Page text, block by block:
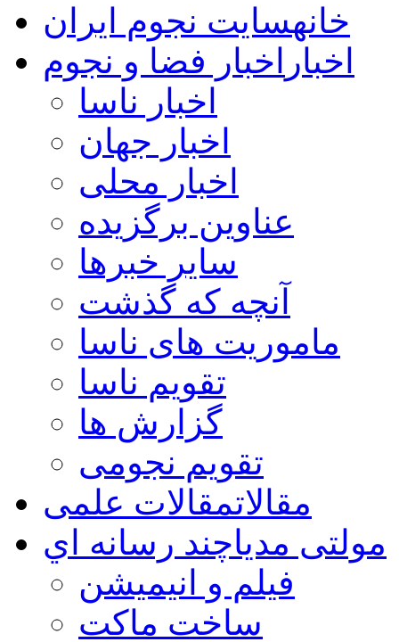
خانهسایت نجوم ایران
اخبار اخبار فضا و نجوم
اخبار ناسا
اخبار جهان
اخبار محلی
عناوین برگزیده
سایر خبرها
آنچه که گذشت
ماموریت های ناسا
تقویم ناسا
گزارش ها
تقویم نجومی
مقالاتمقالات علمی
مولتی مدیاچند رسانه اي
فیلم و انیمیشن
ساخت ماکت